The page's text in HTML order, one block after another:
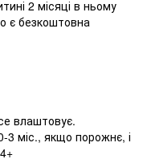
2 місяці в ньому
є безкоштовна
влаштовує.
3 міс., якщо порожнє, і